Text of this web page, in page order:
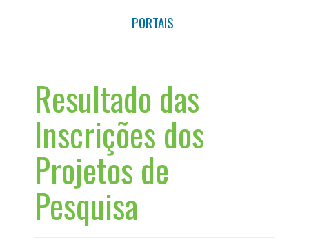
PORTAIS
Resultado das
Inscrições dos
Projetos de
Pesquisa